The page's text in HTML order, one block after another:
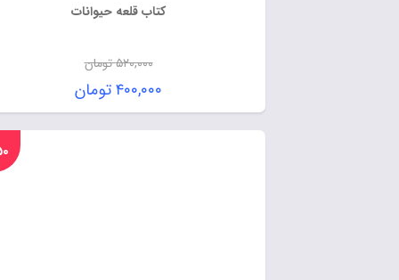
کتاب قلعه حیوانات
تومان
۴۰۰,۰۰۰تومان